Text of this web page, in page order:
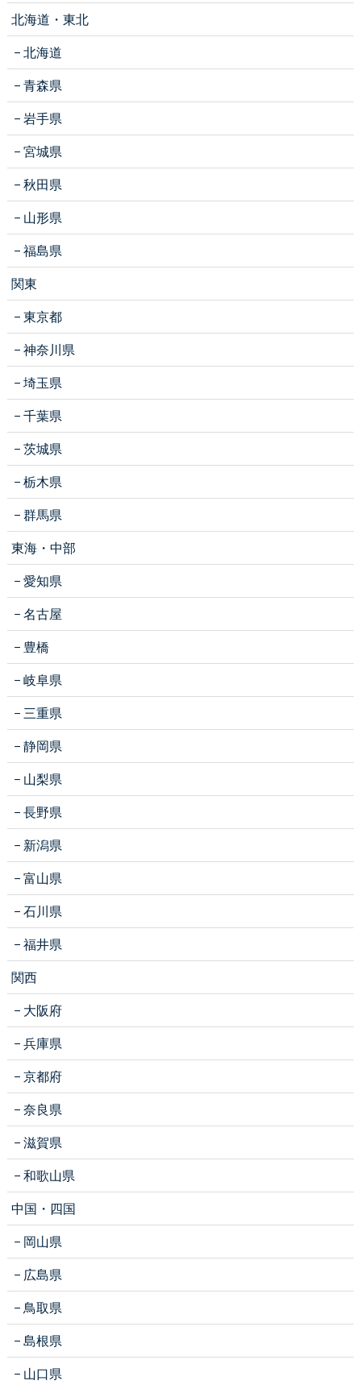
北海道・東北
北海道
青森県
岩手県
宮城県
秋田県
山形県
福島県
関東
東京都
神奈川県
埼玉県
千葉県
茨城県
栃木県
群馬県
東海・中部
愛知県
名古屋
豊橋
岐阜県
三重県
静岡県
山梨県
長野県
新潟県
富山県
石川県
福井県
関西
大阪府
兵庫県
京都府
奈良県
滋賀県
和歌山県
中国・四国
岡山県
広島県
鳥取県
島根県
山口県